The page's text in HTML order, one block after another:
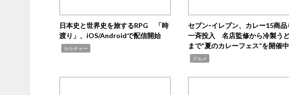
日本史と世界史を旅するRPG 「時
渡り」、iOS/Androidで配信開始
カルチャー
セブン‐イレブン、カレー15商品
一斉投入 名店監修から冷製う
まで“夏のカレーフェス”を開催中
グルメ